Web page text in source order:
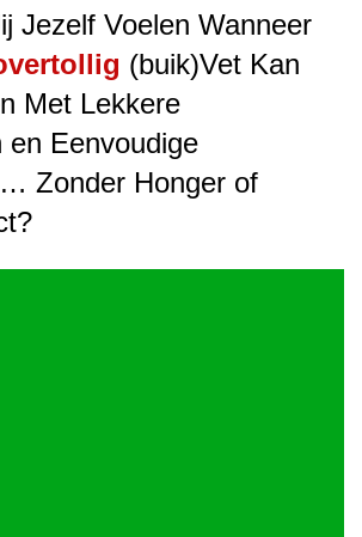
Jezelf Voelen Wanneer
(buik)Vet Kan
Met Lekkere
en Eenvoudige
Zonder Honger of